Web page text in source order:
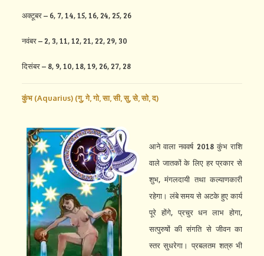
अक्टूबर – 6, 7, 14, 15, 16, 24, 25, 26
नवंबर – 2, 3, 11, 12, 21, 22, 29, 30
दिसंबर – 8, 9, 10, 18, 19, 26, 27, 28
कुंभ (Aquarius) (गु,गे,गो,सा,सी,सु,से,सो,द)
आने वाला नववर्ष 2018 कुंभ राशि
वाले जातकों के लिए हर प्रकार से
शुभ, मंगलदायी तथा कल्याणकारी
रहेगा। लंबे समय से अटके हुए कार्य
पूरे होंगे, प्रचुर धन लाभ होगा,
सत्पुरुषों की संगति से जीवन का
स्तर सुधरेगा। प्रबलतम शत्रु भी